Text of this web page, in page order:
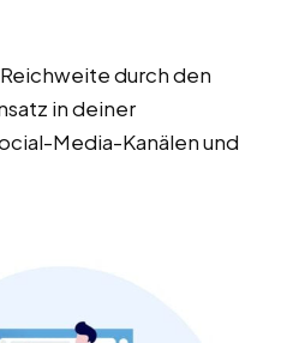
durch den
in deiner
Media-Kanälen und